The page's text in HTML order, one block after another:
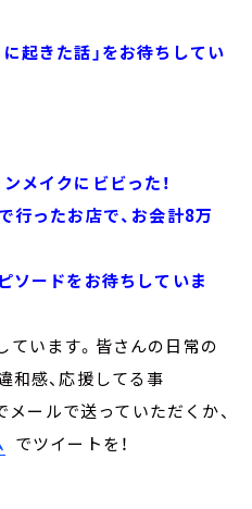
起きた話」をお待ちしてい
メイクにビビった！
行ったお店で、お会計8万
ソードをお待ちしていま
います。皆さんの日常の
和感、応援してる事
ルで送っていただくか、
でツイートを！